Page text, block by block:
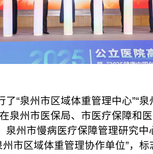
了“泉州市区域体重管理中心”“
泉州市医保局、市医疗保障和
泉州市慢病医疗保障管理研究中
州市区域体重管理协作单位”，